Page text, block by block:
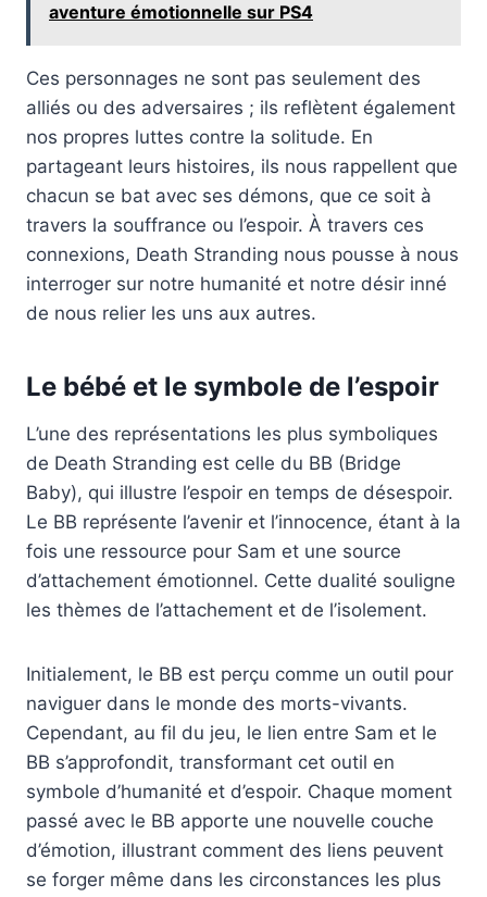
aventure émotionnelle sur PS4
Ces personnages ne sont pas seulement des
alliés ou des adversaires ; ils reflètent également
nos propres luttes contre la solitude. En
partageant leurs histoires, ils nous rappellent que
chacun se bat avec ses démons, que ce soit à
travers la souffrance ou l’espoir. À travers ces
connexions, Death Stranding nous pousse à nous
interroger sur notre humanité et notre désir inné
de nous relier les uns aux autres.
Le bébé et le symbole de l’espoir
L’une des représentations les plus symboliques
de Death Stranding est celle du BB (Bridge
Baby), qui illustre l’espoir en temps de désespoir.
Le BB représente l’avenir et l’innocence, étant à la
fois une ressource pour Sam et une source
d’attachement émotionnel. Cette dualité souligne
les thèmes de l’attachement et de l’isolement.
Initialement, le BB est perçu comme un outil pour
naviguer dans le monde des morts-vivants.
Cependant, au fil du jeu, le lien entre Sam et le
BB s’approfondit, transformant cet outil en
symbole d’humanité et d’espoir. Chaque moment
passé avec le BB apporte une nouvelle couche
d’émotion, illustrant comment des liens peuvent
se forger même dans les circonstances les plus